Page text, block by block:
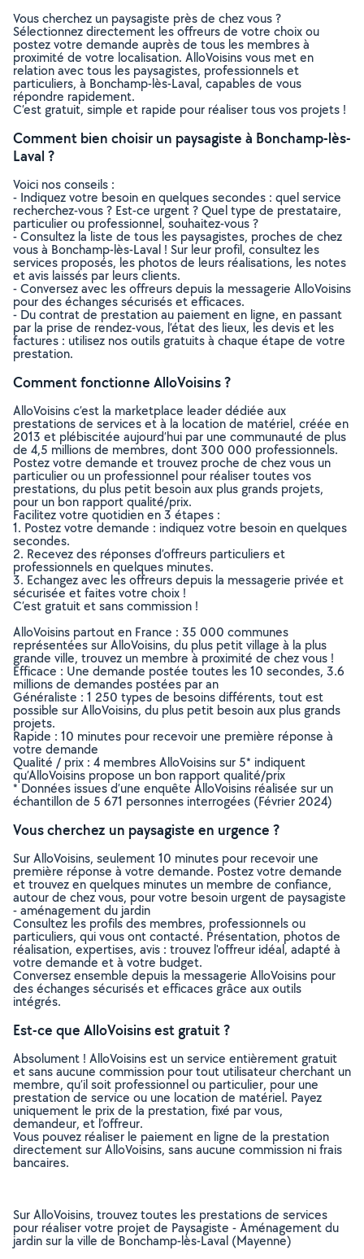
Vous cherchez un paysagiste près de chez vous ?
Sélectionnez directement les offreurs de votre choix ou
postez votre demande auprès de tous les membres à
proximité de votre localisation. AlloVoisins vous met en
relation avec tous les paysagistes, professionnels et
particuliers, à Bonchamp-lès-Laval, capables de vous
répondre rapidement.
C’est gratuit, simple et rapide pour réaliser tous vos projets !
Comment bien choisir un paysagiste à Bonchamp-lès-
Laval ?
Voici nos conseils :
- Indiquez votre besoin en quelques secondes : quel service
recherchez-vous ? Est-ce urgent ? Quel type de prestataire,
particulier ou professionnel, souhaitez-vous ?
- Consultez la liste de tous les paysagistes, proches de chez
vous à Bonchamp-lès-Laval ! Sur leur profil, consultez les
services proposés, les photos de leurs réalisations, les notes
et avis laissés par leurs clients.
- Conversez avec les offreurs depuis la messagerie AlloVoisins
pour des échanges sécurisés et efficaces.
- Du contrat de prestation au paiement en ligne, en passant
par la prise de rendez-vous, l’état des lieux, les devis et les
factures : utilisez nos outils gratuits à chaque étape de votre
prestation.
Comment fonctionne AlloVoisins ?
AlloVoisins c’est la marketplace leader dédiée aux
prestations de services et à la location de matériel, créée en
2013 et plébiscitée aujourd’hui par une communauté de plus
de 4,5 millions de membres, dont 300 000 professionnels.
Postez votre demande et trouvez proche de chez vous un
particulier ou un professionnel pour réaliser toutes vos
prestations, du plus petit besoin aux plus grands projets,
pour un bon rapport qualité/prix.
Facilitez votre quotidien en 3 étapes :
1. Postez votre demande : indiquez votre besoin en quelques
secondes.
2. Recevez des réponses d’offreurs particuliers et
professionnels en quelques minutes.
3. Echangez avec les offreurs depuis la messagerie privée et
sécurisée et faites votre choix !
C’est gratuit et sans commission !
AlloVoisins partout en France : 35 000 communes
représentées sur AlloVoisins, du plus petit village à la plus
grande ville, trouvez un membre à proximité de chez vous !
Efficace : Une demande postée toutes les 10 secondes, 3.6
millions de demandes postées par an
Généraliste : 1 250 types de besoins différents, tout est
possible sur AlloVoisins, du plus petit besoin aux plus grands
projets.
Rapide : 10 minutes pour recevoir une première réponse à
votre demande
Qualité / prix : 4 membres AlloVoisins sur 5* indiquent
qu’AlloVoisins propose un bon rapport qualité/prix
* Données issues d’une enquête AlloVoisins réalisée sur un
échantillon de 5 671 personnes interrogées (Février 2024)
Vous cherchez un paysagiste en urgence ?
Sur AlloVoisins, seulement 10 minutes pour recevoir une
première réponse à votre demande. Postez votre demande
et trouvez en quelques minutes un membre de confiance,
autour de chez vous, pour votre besoin urgent de paysagiste
- aménagement du jardin
Consultez les profils des membres, professionnels ou
particuliers, qui vous ont contacté. Présentation, photos de
réalisation, expertises, avis : trouvez l'offreur idéal, adapté à
votre demande et à votre budget.
Conversez ensemble depuis la messagerie AlloVoisins pour
des échanges sécurisés et efficaces grâce aux outils
intégrés.
Est-ce que AlloVoisins est gratuit ?
Absolument ! AlloVoisins est un service entièrement gratuit
et sans aucune commission pour tout utilisateur cherchant un
membre, qu’il soit professionnel ou particulier, pour une
prestation de service ou une location de matériel. Payez
uniquement le prix de la prestation, fixé par vous,
demandeur, et l’offreur.
Vous pouvez réaliser le paiement en ligne de la prestation
directement sur AlloVoisins, sans aucune commission ni frais
bancaires.
Sur AlloVoisins, trouvez toutes les prestations de services
pour réaliser votre projet de Paysagiste - Aménagement du
jardin sur la ville de Bonchamp-lès-Laval (Mayenne)